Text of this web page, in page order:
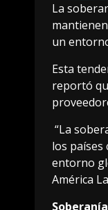
La
un
Esta
reportó
“La
los
entorno
América